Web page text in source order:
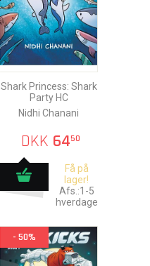
Shark Princess: Shark
Party HC
Nidhi Chanani
DKK 6450
Få på
lager!
Afs.:1-5
hverdage
- 50%